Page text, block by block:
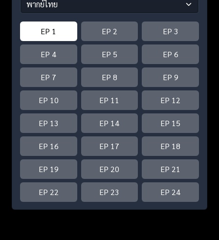
EP 1 EP 2 EP 3
EP 4 EP 5 EP 6
EP 7 EP 8 EP 9
EP 10 EP 11 EP 12
EP 13 EP 14 EP 15
EP 16 EP 17 EP 18
EP 19 EP 20 EP 21
EP 22 EP 23 EP 24